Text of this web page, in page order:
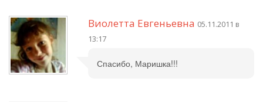
Виолетта Евгеньевна 05.11.2011 в
13:17
Спасибо, Маришка!!!